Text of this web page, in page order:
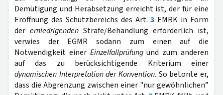
Demütigung und Herabsetzung erreicht ist, der für eine
Eröffnung des Schutzbereichs des Art.3 EMRK in Form
der erniedrigenden Strafe/Behandlung erforderlich ist,
verwies der EGMR sodann zum einen auf die
Notwendigkeit einer Einzelfallprüfungund zum anderen
auf das zu berücksichtigende Kriterium einer
dynamischen Interpretation der Konvention. So betonte er,
dass die Abgrenzung zwischen einer "nur gewöhnlichen”